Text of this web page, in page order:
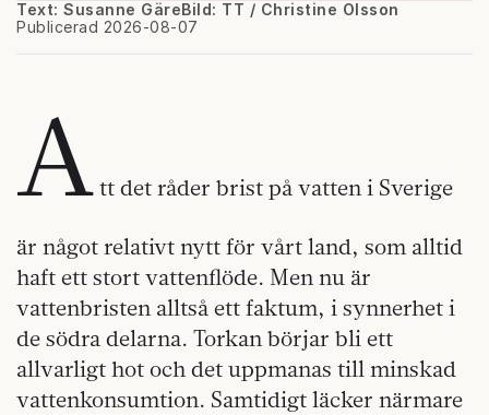
Text: Susanne Gäre
Publicerad 2026-08-07
Bild: TT / Christine Olsson
A tt det råder brist på vatten i Sverige
är något relativt nytt för vårt land, som alltid
haft ett stort vattenflöde. Men nu är
vattenbristen alltså ett faktum, i synnerhet i
de södra delarna. Torkan börjar bli ett
allvarligt hot och det uppmanas till minskad
vattenkonsumtion. Samtidigt läcker närmare